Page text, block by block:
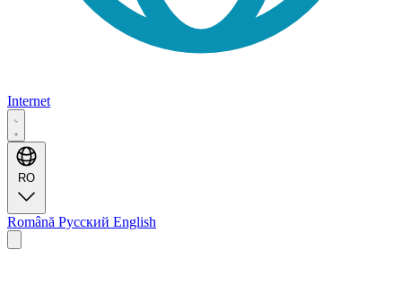
Internet
RO
Română Русский English